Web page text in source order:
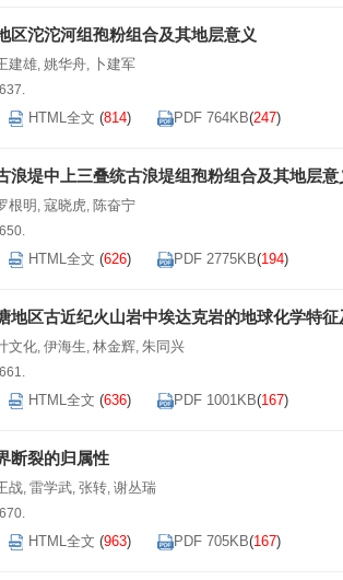
区沱沱河组孢粉组合及其地层意义
建雄, 姚华舟, 卜建军
HTML全文 (814) PDF 764KB(247)
浪堤中上三叠统古浪堤组孢粉组合及其地层意
根明 , 寇晓虎, 陈奋宁
HTML全文 (626) PDF 2775KB(194)
地区古近纪火山岩中埃达克岩的地球化学特征
文化, 伊海生, 林金辉, 朱同兴
HTML全文 (636) PDF 1001KB(167)
断裂的归属性
战, 雷学武, 张转, 谢丛瑞
HTML全文 (963) PDF 705KB(167)